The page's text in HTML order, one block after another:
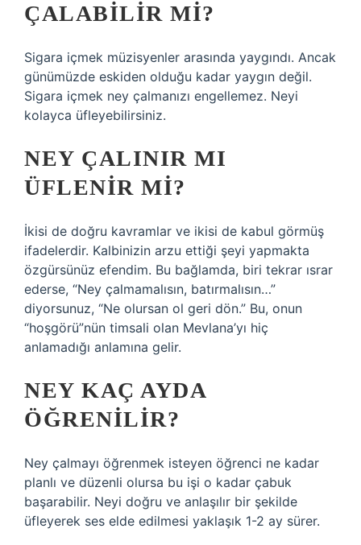
ÇALABILIR MI?
Sigara içmek müzisyenler arasında yaygındı. Ancak
günümüzde eskiden olduğu kadar yaygın değil.
Sigara içmek ney çalmanızı engellemez. Neyi
kolayca üfleyebilirsiniz.
NEY ÇALINIR MI
ÜFLENIR MI?
İkisi de doğru kavramlar ve ikisi de kabul görmüş
ifadelerdir. Kalbinizin arzu ettiği şeyi yapmakta
özgürsünüz efendim. Bu bağlamda, biri tekrar ısrar
ederse, “Ney çalmamalısın, batırmalısın…”
diyorsunuz, “Ne olursan ol geri dön.” Bu, onun
“hoşgörü”nün timsali olan Mevlana’yı hiç
anlamadığı anlamına gelir.
NEY KAÇ AYDA
ÖĞRENILIR?
Ney çalmayı öğrenmek isteyen öğrenci ne kadar
planlı ve düzenli olursa bu işi o kadar çabuk
başarabilir. Neyi doğru ve anlaşılır bir şekilde
üfleyerek ses elde edilmesi yaklaşık 1-2 ay sürer.